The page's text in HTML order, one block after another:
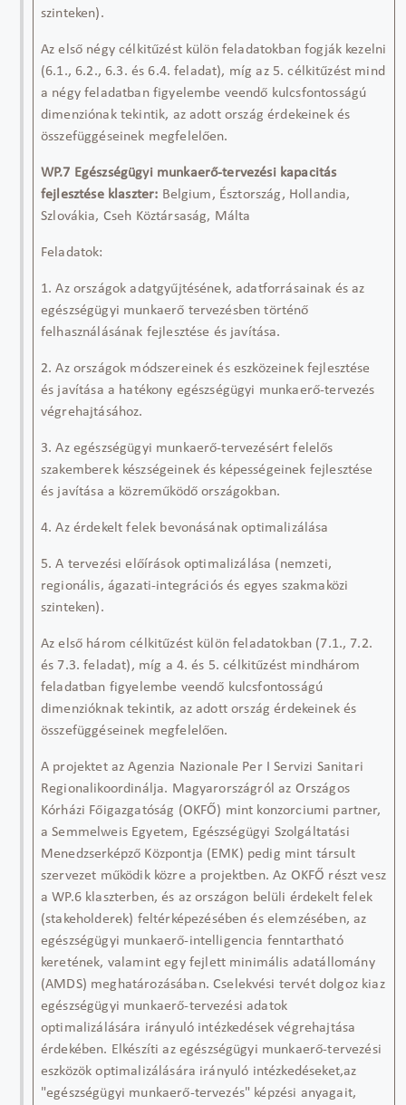
szinteken).
Az első négy célkitűzést külön feladatokban fogják kezelni
(6.1., 6.2., 6.3. és 6.4. feladat), míg az 5. célkitűzést mind
a négy feladatban figyelembe veendő kulcsfontosságú
dimenziónak tekintik, az adott ország érdekeinek és
összefüggéseinek megfelelően.
WP.7 Egészségügyi munkaerő-tervezési kapacitás
fejlesztése klaszter: Belgium, Észtország, Hollandia,
Sz lovákia, Cseh Köztársaság, Má lta
Feladatok:
1. Az országok adatgyűjtésének, adatforrásainak és az
egészségügyi munkaerő tervezésben történő
felhasználásának fejlesztése és javítása.
2. Az országok módszereinek és eszközeinek fejlesztése
és javítása a hatékony egészségügyi munkaerő-tervezés
végrehajtásához.
3. Az egészségügyi munkaerő-tervezésért felelős
szakemberek készségeinek és képességeinek fejlesztése
és javítása a közreműködő országokban.
4. Az érdekelt felek bevonásának optimalizálása
5. A tervezési előírások optimalizálása (nemzeti,
regionális, ágazati-integrációs és egyes szakmaközi
szinteken).
Az első három célkitűzést külön feladatokban (7.1., 7.2.
és 7.3. feladat), míg a 4. és 5. célkitűzést mindhárom
feladatban figyelembe veendő kulcsfontosságú
dimenzióknak tekintik, az adott ország érdekeinek és
összefüggéseinek megfelelően.
A projektet azAgenzia Nazionale Per IServizi Sanitari
Regionalikoordinálja. Magyarországról az Országos
Kórházi Főigazgatóság (OKFŐ) mint konzorciumi partner,
a Semmelweis Egyetem, Egészségügyi Szolgáltatási
Menedzserképző Központja (EMK) pedig mint társult
szervezet működik közre a projektben. Az OKFŐ részt vesz
a WP.6 klaszterben, és az országon belüli érdekelt felek
(stakeholderek) feltérképezésében és elemzésében,az
egészségügyi munkaerő-intelligencia fenntartható
keretének, valamint egy fejlett minimális adatállomány
(AMDS) meghatározásában. Cselekvési tervét dolgozkiaz
egészségügyi munkaerő-tervezési adatok
optimalizálására irányuló intézkedések végrehajtása
érdekében. Elkészíti azegészségügyi munkaerő-tervezési
eszközök optimalizálására irányuló intézkedéseket,az
"egészségügyi munkaerő-tervezés" képzési anyagait,